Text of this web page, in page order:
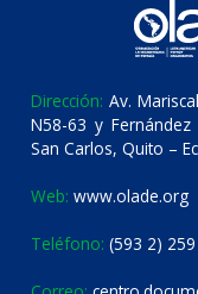
Dirección: Av.
N58-63 y
San Carlos, Quito –
Web: www.olade.org
Teléfono: (593 2)